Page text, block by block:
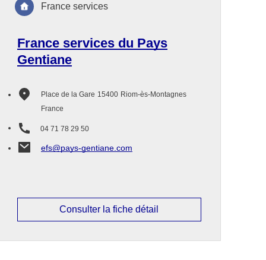
France services du Pays
Gentiane
Place de la Gare 15400 Riom-ès-Montagnes
France
04 71 78 29 50
efs@pays-gentiane.com
France services
Consulter la fiche détail